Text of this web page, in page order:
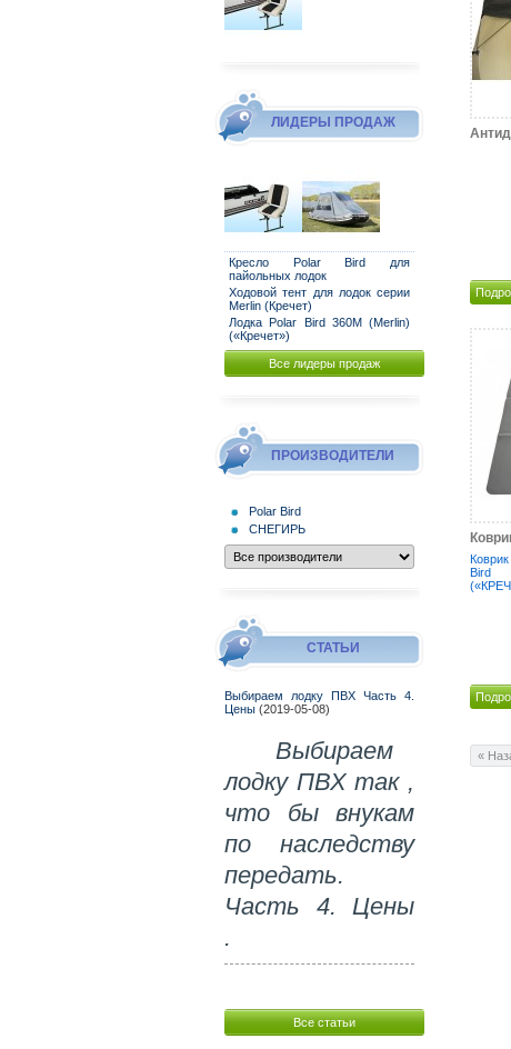
ЛИДЕРЫ ПРОДАЖ
Кресло Polar Bird для
пайольных лодок
Ходовой тент для лодок серии
Merlin (Кречет)
Лодка Polar Bird 360M (Merlin)
(«Кречет»)
Все лидеры продаж
ПРОИЗВОДИТЕЛИ
Polar Bird
СНЕГИРЬ
СТАТЬИ
Выбираем лодку ПВХ Часть 4.
Цены (2019-05-08)
Выбираем
лодку ПВХ так ,
что бы внукам
по наследству
передать.
Часть 4. Цены
.
Все статьи
Bird
«